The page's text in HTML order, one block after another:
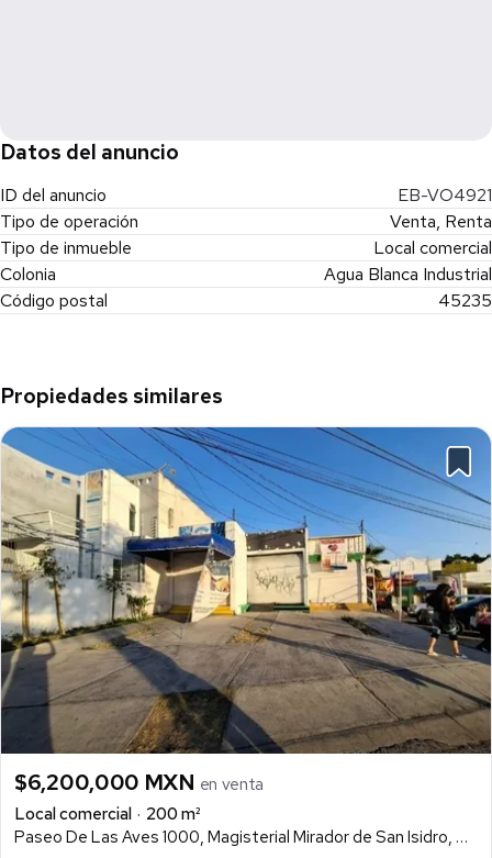
Datos del anuncio
ID del anuncio
EB-VO4921
Tipo de operación
Venta, Renta
Tipo de inmueble
Local comercial
Colonia
Agua Blanca Industrial
Código postal
45235
Propiedades similares
$6,200,000 MXN en venta
Local comercial
200 m²
Paseo De Las Aves 1000, Magisterial Mirador de San Isidro, Zapopan